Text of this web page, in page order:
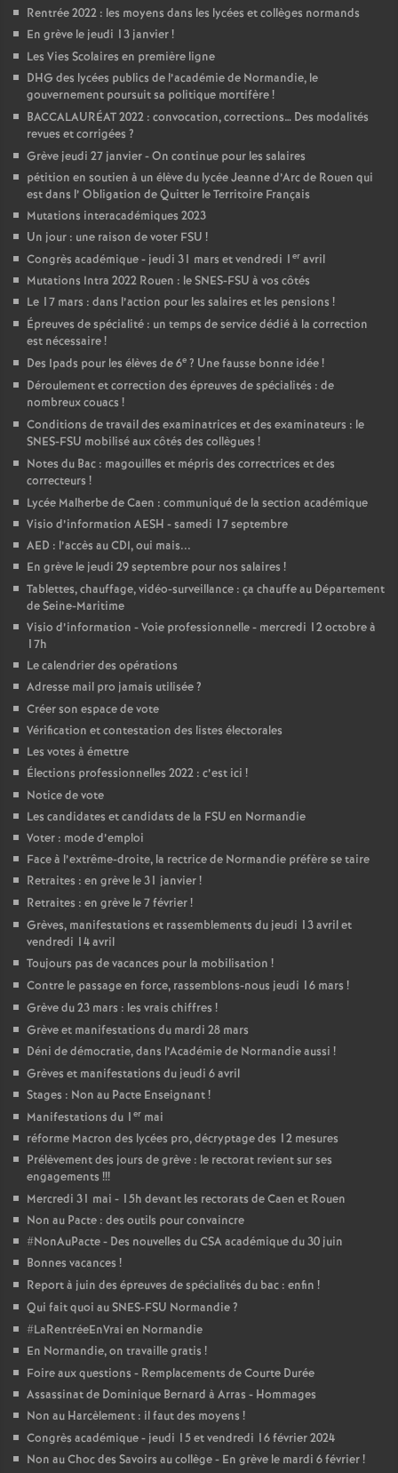
Rentrée 2022 : les moyens dans les lycées et collèges normands
En grève le jeudi 13 janvier!
Les Vies Scolaires en première ligne
DHG des lycées publics de l’académie de Normandie, le
gouvernement poursuit sa politique mortifère!
BACCALAURÉAT 2022 : convocation, corrections… Des modalités
revues et corrigées ?
Grève jeudi 27 janvier - On continue pour les salaires
pétition en soutien à un élève du lycée Jeanne d’Arc de Rouen qui
est dans l’ Obligation de Quitter le Territoire Français
Mutations interacadémiques 2023
Un jour : une raison de voter FSU !
Congrès académique - jeudi 31 mars et vendredi 1 er avril
Mutations Intra 2022 Rouen : le SNES-FSU à vos côtés
Le 17 mars : dans l’action pour les salaires et les pensions !
Épreuves de spécialité : un temps de service dédié à la correction
est nécessaire!
Des Ipads pour les élèves de 6e ? Une fausse bonne idée!
Déroulement et correction des épreuves de spécialités : de
nombreux couacs !
Conditions de travail des examinatrices et des examinateurs : le
SNES-FSU mobilisé aux côtés des collègues !
Notes du Bac : magouilles et mépris des correctrices et des
correcteurs !
Lycée Malherbe de Caen : communiqué de la section académique
Visio d’information AESH - samedi 17 septembre
AED : l’accès au CDI, oui mais...
En grève le jeudi 29 septembre pour nos salaires !
Tablettes, chauffage, vidéo-surveillance : ça chauffe au Département
de Seine-Maritime
Visio d’information - Voie professionnelle - mercredi 12 octobre à
17h
Le calendrier des opérations
Adresse mail pro jamais utilisée?
Créer son espace de vote
Vérification et contestation des listes électorales
Les votes à émettre
Élections professionnelles 2022 : c’est ici !
Notice de vote
Les candidates et candidats de la FSU en Normandie
Voter : mode d’emploi
Face à l’extrême-droite, la rectrice de Normandie préfère se taire
Retraites : en grève le 31 janvier!
Retraites : en grève le 7 février!
Grèves, manifestations et rassemblements du jeudi 13 avril et
vendredi 14 avril
Toujours pas de vacances pour la mobilisation !
Contre le passage en force, rassemblons-nous jeudi 16 mars !
Grève du 23 mars : les vrais chiffres !
Grève et manifestations du mardi 28 mars
Déni de démocratie, dans l’Académie de Normandie aussi !
Grèves et manifestations du jeudi 6 avril
Stages : Non au Pacte Enseignant!
Manifestations du 1 er mai
réforme Macron des lycées pro, décryptage des 12 mesures
Prélèvement des jours de grève : le rectorat revient sur ses
engagements !!!
Mercredi 31 mai - 15h devant les rectorats de Caen et Rouen
Non au Pacte : des outils pour convaincre
#NonAuPacte - Des nouvelles du CSA académique du 30 juin
Bonnes vacances !
Report à juin des épreuves de spécialités du bac : enfin !
Qui fait quoi au SNES-FSU Normandie?
#LaRentréeEnVrai en Normandie
En Normandie, on travaille gratis !
Foire aux questions - Remplacements de Courte Durée
Assassinat de Dominique Bernard à Arras - Hommages
Non au Harcèlement : il faut des moyens !
Congrès académique - jeudi 15 et vendredi 16 février 2024
Non au Choc des Savoirs au collège - En grève le mardi 6 février!